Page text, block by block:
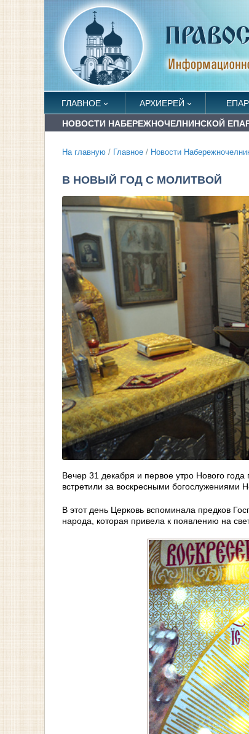
ГЛАВНОЕ АРХИЕРЕЙ
НОВОСТИ НАБЕРЕЖНОЧЕЛНИНСКОЙ
На главную / Главное / Новости
В НОВЫЙ ГОД С МОЛИТВОЙ
Вечер 31 декабря и первое утро Нового
встретили за воскресными богослужениями
В этот день Церковь вспоминала предков
народа, которая привела к появлению на